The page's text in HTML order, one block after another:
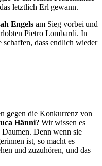
letztlich Erl gewann.
Engels am Sieg vorbei und
Pietro Lombardi. In
schaffen, dass endlich wieder
gegen die Konkurrenz von
Hänni? Wir wissen es
Denn wenn sie
ist, so macht es
und zuzuhören, und das